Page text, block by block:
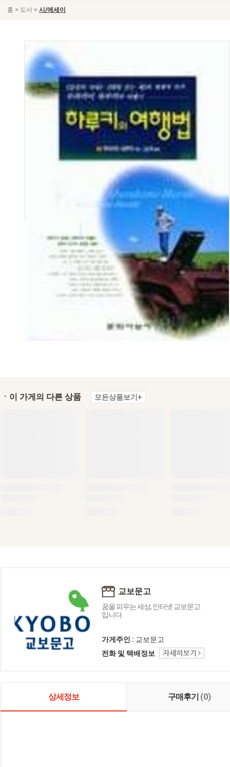
홈 > 도서 > 시/에세이
ㆍ이 가게의 다른 상품 모든상품보기+
교보문고
꿈을 피우는 세상, 인터넷 교보문고
입니다.
가게주인 : 교보문고
전화 및 택배정보
상세정보 구매후기 (0)